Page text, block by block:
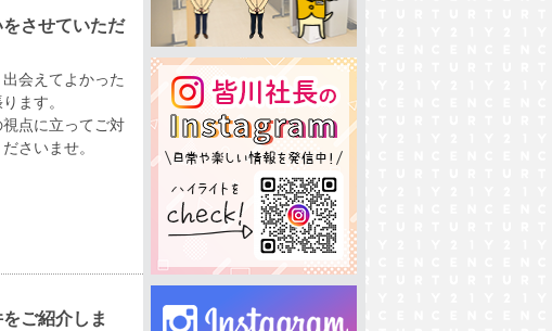
させていただ
会えてよかった
ます。
点に立ってご対
さいませ。
ご紹介しま